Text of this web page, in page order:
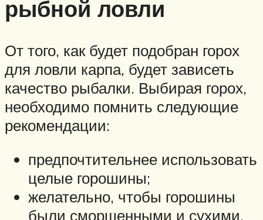
рыбной ловли
От того, как будет подобран горох
для ловли карпа, будет зависеть
качество рыбалки. Выбирая горох,
необходимо помнить следующие
рекомендации:
предпочтительнее использовать
целые горошины;
желательно, чтобы горошины
были сморщенными и сухими.